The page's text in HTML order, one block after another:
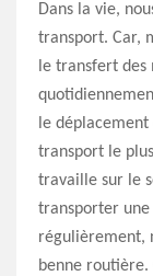
Dans la vie,
transport. Car,
le transfert des
le
transport le
travaille sur le
transporter
régulièrement,
benne routière.